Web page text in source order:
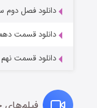
دانلود فصل دوم
دانلود قسمت
دانلود قسمت